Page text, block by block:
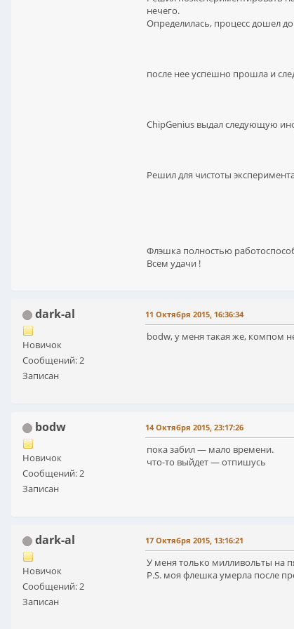
нечего.
Определилась, процесс дошел
после нее успешно прошла и
ChipGenius выдал следующую
Решил для чистоты
Флэшка полностью
Всем удачи !
dark-al
Новичок
Сообщений: 2
Записан
11 Октября 2015, 16:36:34
bodw, у меня такая же, компом
bodw
Новичок
Сообщений: 2
Записан
14 Октября 2015, 23:17:26
пока забил — мало времени.
что-то выйдет — отпишусь
dark-al
Новичок
Сообщений: 2
Записан
17 Октября 2015, 13:16:21
У меня только милливольты на
P.S. моя флешка умерла после